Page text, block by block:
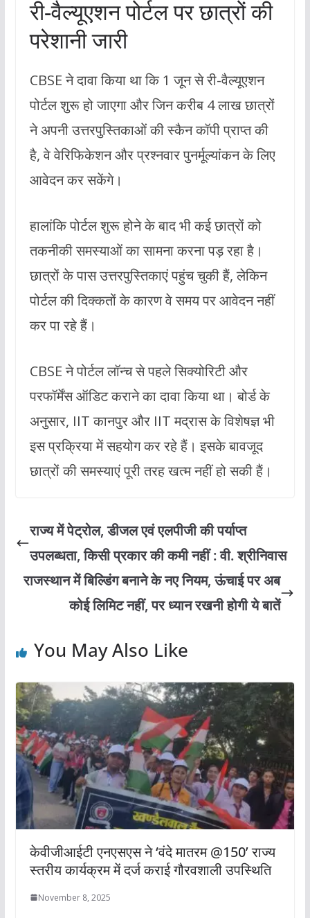
री-वैल्यूएशन पोर्टल पर छात्रों की
परेशानी जारी
CBSE ने दावा किया था कि 1 जून से री-वैल्यूएशन
पोर्टल शुरू हो जाएगा और जिन करीब 4 लाख छात्रों
ने अपनी उत्तरपुस्तिकाओं की स्कैन कॉपी प्राप्त की
है, वे वेरिफिकेशन और प्रश्नवार पुनर्मूल्यांकन के लिए
आवेदन कर सकेंगे।
हालांकि पोर्टल शुरू होने के बाद भी कई छात्रों को
तकनीकी समस्याओं का सामना करना पड़ रहा है।
छात्रों के पास उत्तरपुस्तिकाएं पहुंच चुकी हैं, लेकिन
पोर्टल की दिक्कतों के कारण वे समय पर आवेदन नहीं
कर पा रहे हैं।
CBSE ने पोर्टल लॉन्च से पहले सिक्योरिटी और
परफॉर्मेंस ऑडिट कराने का दावा किया था। बोर्ड के
अनुसार, IIT कानपुर और IIT मद्रास के विशेषज्ञ भी
इस प्रक्रिया में सहयोग कर रहे हैं। इसके बावजूद
छात्रों की समस्याएं पूरी तरह खत्म नहीं हो सकी हैं।
राज्य में पेट्रोल, डीजल एवं एलपीजी की पर्याप्त
उपलब्धता, किसी प्रकार की कमी नहीं : वी. श्रीनिवास
राजस्थान में बिल्डिंग बनाने के नए नियम, ऊंचाई पर अब
कोई लिमिट नहीं, पर ध्यान रखनी होगी ये बातें
You May Also Like
केवीजीआईटी एनएसएस ने ‘वंदे मातरम @150’ राज्य
स्तरीय कार्यक्रम में दर्ज कराई गौरवशाली उपस्थिति
November 8, 2025